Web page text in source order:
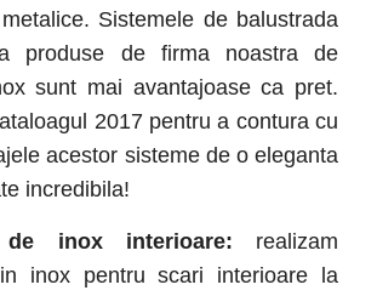
Sistemele de balustrada
produse de firma noastra de
sunt mai avantajoase ca pret.
2017 pentru a contura cu
acestor sisteme de o eleganta
incredibila!
de inox interioare: realizam
inox pentru scari interioare la